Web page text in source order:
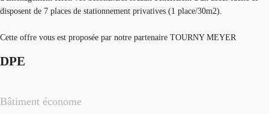
disposent de 7 places de stationnement privatives (1 place/30m2).
Cette offre vous est proposée par notre partenaire TOURNY MEYER
DPE
Bâtiment économe